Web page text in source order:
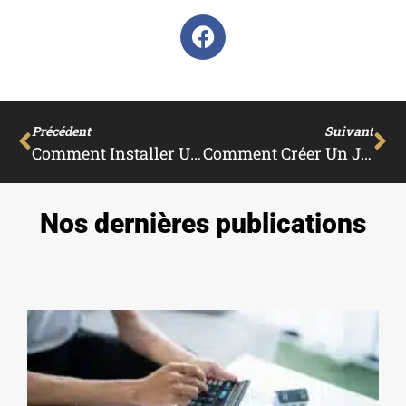
Précédent
Comment Installer Une Piscine Sur Un Toit-Terrasse : Guide Complet Pour Une Oasis Urbaine
Suivant
Comment Créer Un Jardin Zen ?
Nos dernières publications